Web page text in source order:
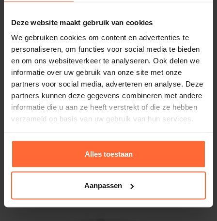
Deze website maakt gebruik van cookies
We gebruiken cookies om content en advertenties te
personaliseren, om functies voor social media te bieden
en om ons websiteverkeer te analyseren. Ook delen we
informatie over uw gebruik van onze site met onze
partners voor social media, adverteren en analyse. Deze
partners kunnen deze gegevens combineren met andere
informatie die u aan ze heeft verstrekt of die ze hebben
verzameld op basis van uw gebruik van hun services.
Alles toestaan
Aanpassen
foliebaden, beige